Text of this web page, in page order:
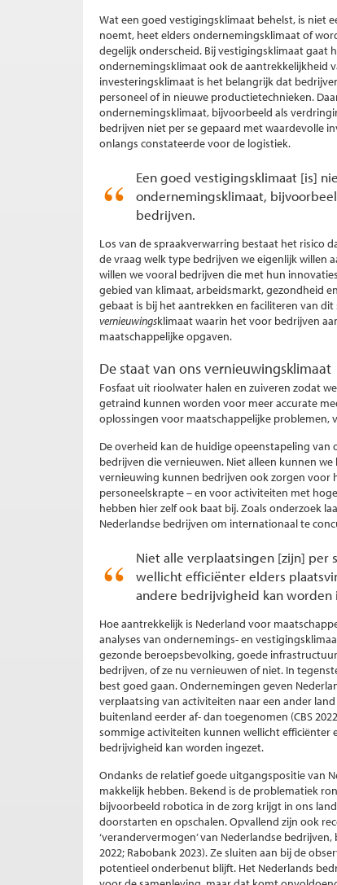
Wat een goed vestigingsklimaat behelst, is niet
noemt, heet elders ondernemingsklimaat of
degelijk onderscheid. Bij vestigingsklimaat
ondernemingsklimaat ook de aantrekkelijkheid
investeringsklimaat is het belangrijk dat
personeel of in nieuwe productietechnieken.
ondernemingsklimaat, bijvoorbeeld als
bedrijven niet per se gepaard met waardevolle
onlangs constateerde voor de logistiek.
Een goed vestigingsklimaat [is]
ondernemingsklimaat,
bedrijven.
Los van de spraakverwarring bestaat het risico
de vraag welk type bedrijven we eigenlijk willen
willen we vooral bedrijven die met hun
gebied van klimaat, arbeidsmarkt, gezondheid
gebaat is bij het aantrekken en faciliteren van
vernieuwingsklimaat waarin het voor bedrijven
maatschappelijke opgaven.
De staat van ons vernieuwingsklimaat
Fosfaat uit rioolwater halen en zuiveren zodat
getraind kunnen worden voor meer accurate
oplossingen voor maatschappelijke
De overheid kan de huidige opeenstapeling
bedrijven die vernieuwen. Niet alleen kunnen
vernieuwing kunnen bedrijven ook zorgen voor
personeelskrapte – en voor activiteiten met
hebben hier zelf ook baat bij. Zoals onderzoek
Nederlandse bedrijven om internationaal te
Niet alle verplaatsingen [zijn]
wellicht efficiënter elders
andere bedrijvigheid kan worden
Hoe aantrekkelijk is Nederland voor
analyses van ondernemings- en
gezonde beroepsbevolking, goede
bedrijven, of ze nu vernieuwen of niet. In
best goed gaan. Ondernemingen geven
verplaatsing van activiteiten naar een ander
buitenland eerder af- dan toegenomen (CBS
sommige activiteiten kunnen wellicht efficiënter
bedrijvigheid kan worden ingezet.
Ondanks de relatief goede uitgangspositie van
makkelijk hebben. Bekend is de problematiek
bijvoorbeeld robotica in de zorg krijgt in ons
doorstarten en opschalen. Opvallend zijn ook
‘verandervermogen’ van Nederlandse
2022; Rabobank 2023). Ze sluiten aan bij de
potentieel onderbenut blijft. Het Nederlands